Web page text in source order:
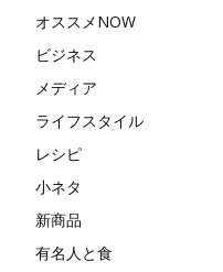
オススメNOW
ビジネス
メディア
ライフスタイル
レシピ
小ネタ
新商品
有名人と食